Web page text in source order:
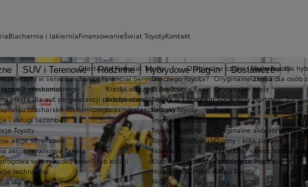
SUV i Terenowe Rodzinne Hybrydowe Plug-in
Dostawcze
Professional
Ekobonus dla
Oferta dla osób
wizyty w serwisie
mechanicznego
oferta dla aut po gwarancji podstawowej
blacharsko-lakierniczego
i usługi sezonowe
Toyoty
akcje serwisowe
akcja serwisowa Takata
w przypadku awarii lub kolizji
techniczne
dla wygody Klientów
Oryginalne części i oleje Toyoty
Oryginalne części
Oryginalne oleje
Program Sprzedaży Hurtowej Trade
Trade
Akcesoria
Oryginalne akcesoria Toyoty
Opony i koła zimowe
Zabudowy samochodów
Zabezpieczenia i alarmy
Sklep Toyoty
Blacharnia i lakierniaFinansowanie
Oferta dla firm
Toyota Financial Services
Kredyt niższych rat Toyota Easy
Kredyt standardowy
Leasing standardowy
Świat Toyoty
Świat Toyoty
Dlaczego Toyota?
O Toyocie
Toyota w Europie
Fabryki Toyoty
Toyota Way
Toyota Mobility
Toyota a środowisko
Norma WLTP
Klub Rekordowych Przebiegów Toyoty
Historyczne Modele
FAQ
Kontakt